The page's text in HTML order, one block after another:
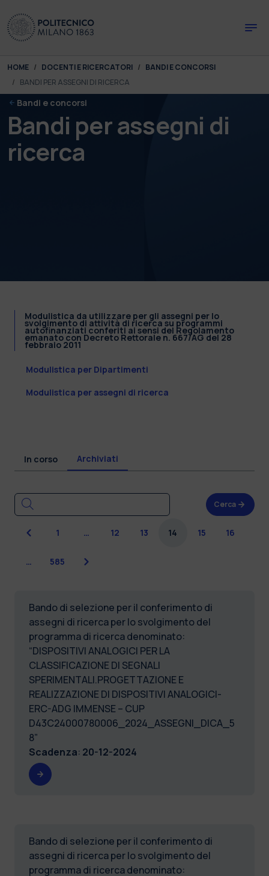
You are here:
HOME DOCENTI E RICERCATORI
BANDI E CONCORSI
BANDI PER ASSEGNI DI RICERCA
Bandi e concorsi
Bandi per assegni di
ricerca
Modulistica da utilizzare per gli assegni per lo
svolgimento di attività di ricerca su programmi
autofinanziati conferiti ai sensi del Regolamento
emanato con Decreto Rettorale n. 667/AG del 28
febbraio 2011
Modulistica per Dipartimenti
Modulistica per assegni di ricerca
In corso Archiviati
Cerca
Precedente
1 … 12 13 14 15 16
… 585 Successiva
Bando di selezione per il conferimento di
assegni di ricerca per lo svolgimento del
programma di ricerca denominato:
“DISPOSITIVI ANALOGICI PER LA
CLASSIFICAZIONE DI SEGNALI
SPERIMENTALI.PROGETTAZIONE E
REALIZZAZIONE DI DISPOSITIVI ANALOGICI-
ERC-ADG IMMENSE – CUP
D43C24000780006_2024_ASSEGNI_DICA_5
8”
Scadenza: 20-12-2024
Bando di selezione per il conferimento di
assegni di ricerca per lo svolgimento del
programma di ricerca denominato: